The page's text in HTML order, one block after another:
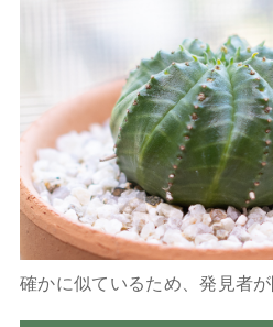
確かに似ているため、発見者が